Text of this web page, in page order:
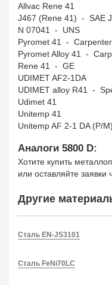
Allvac Rene 41
J467 (Rene 41) - SAE
N 07041 - UNS
Pyromet 41 - Carpenter
Pyromet Alloy 41 -
Rene 41 - GE
UDIMET AF2-1DA
UDIMET alloy R41 -
Udimet 41
Unitemp 41
Unitemp AF 2-1 DA (P/
Аналоги 5800 D:
Хотите купить
или оставляйте
Другие
Сталь EN-JS3101
Сталь FeNi70LC